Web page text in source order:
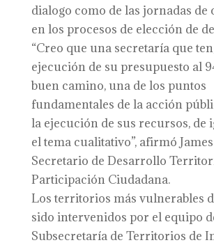
dialogo como de las jornadas de
en los procesos de elección de
“Creo que una secretaría que
ejecución de su presupuesto al
buen camino, una de los puntos
fundamentales de la acción
la ejecución de sus recursos, de
el tema cualitativo”, afirmó
Secretario de Desarrollo
Participación Ciudadana.
Los territorios más vulnerables
sido intervenidos por el equipo
Subsecretaría de Territorios de